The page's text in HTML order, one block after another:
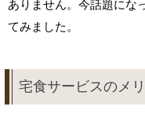
ありません。今話題にな
てみました。
宅食サービスのメ